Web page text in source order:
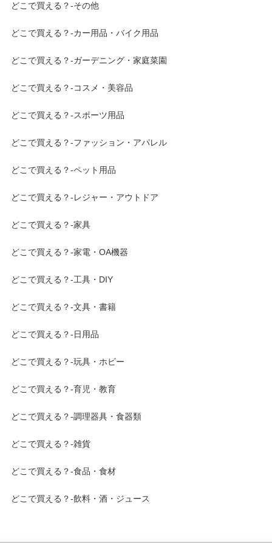
どこで買える？-その他
どこで買える？-カー用品・バイク用品
どこで買える？-ガーデニング・家庭菜園
どこで買える？-コスメ・美容品
どこで買える？-スポーツ用品
どこで買える？-ファッション・アパレル
どこで買える？-ペット用品
どこで買える？-レジャー・アウトドア
どこで買える？-家具
どこで買える？-家電・OA機器
どこで買える？-工具・DIY
どこで買える？-文具・書籍
どこで買える？-日用品
どこで買える？-玩具・ホビー
どこで買える？-育児・教育
どこで買える？-調理器具・食器類
どこで買える？-雑貨
どこで買える？-食品・食材
どこで買える？-飲料・酒・ジュース